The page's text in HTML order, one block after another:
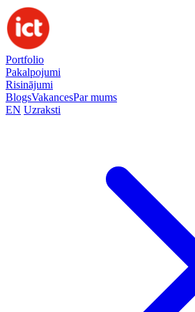
Portfolio
Pakalpojumi
Risinājumi
BlogsVakancesPar mums
EN Uzraksti